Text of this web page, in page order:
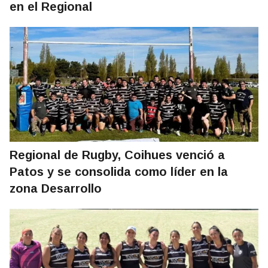
en el Regional
Regional de Rugby, Coihues venció a
Patos y se consolida como líder en la
zona Desarrollo